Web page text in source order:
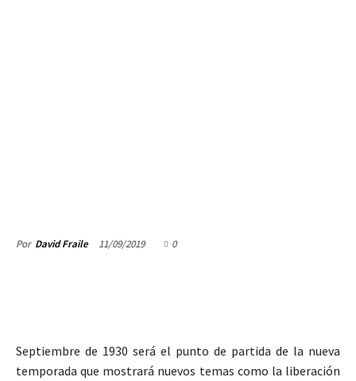
Por David Fraile 11/09/2019 0
Septiembre de 1930 será el punto de partida de la nueva
temporada que mostrará nuevos temas como la liberación